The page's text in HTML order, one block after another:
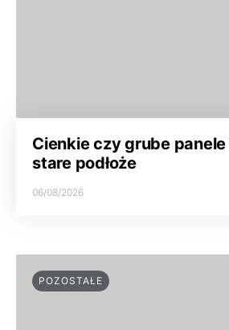
Cienkie czy grube
stare podłoże
06/08/2026
POZOSTAŁE